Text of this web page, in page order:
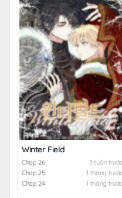
Winter Field
Chap 26
3 tuần trước
Chap 25
1 tháng trước
Chap 24
1 tháng trước